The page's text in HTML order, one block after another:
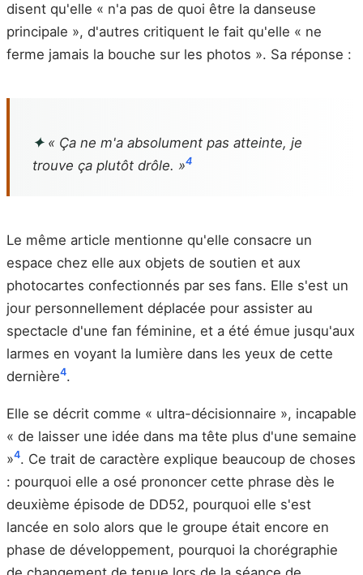
disent qu'elle « n'a pas de quoi être la danseuse
principale », d'autres critiquent le fait qu'elle « ne
ferme jamais la bouche sur les photos ». Sa réponse :
✦« Ça ne m'a absolument pas atteinte, je
trouve ça plutôt drôle. »4
Le même article mentionne qu'elle consacre un
espace chez elle aux objets de soutien et aux
photocartes confectionnés par ses fans. Elle s'est un
jour personnellement déplacée pour assister au
spectacle d'une fan féminine, et a été émue jusqu'aux
larmes en voyant la lumière dans les yeux de cette
dernière4.
Elle se décrit comme « ultra-décisionnaire », incapable
« de laisser une idée dans ma tête plus d'une semaine
»4. Ce trait de caractère explique beaucoup de choses
: pourquoi elle a osé prononcer cette phrase dès le
deuxième épisode de DD52, pourquoi elle s'est
lancée en solo alors que le groupe était encore en
phase de développement, pourquoi la chorégraphie